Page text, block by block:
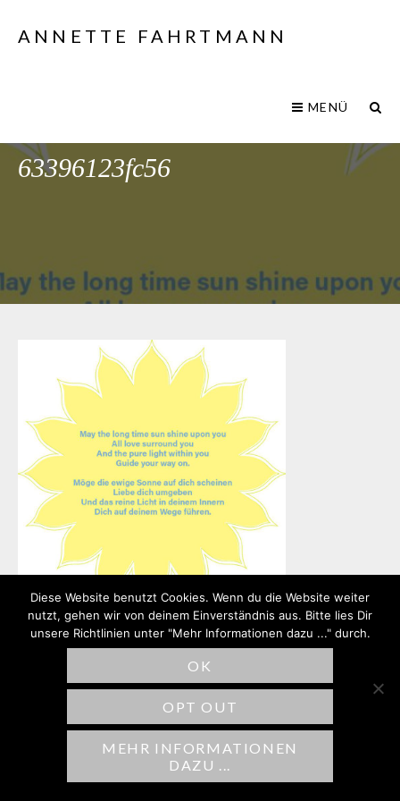
ANNETTE FAHRTMANN
MENÜ
63396123fc56
SCHREIBE EINEN
KOMMENTAR
Deine E-Mail-Adresse wird nicht
veröffentlicht. Erforderliche Felder sind
Diese Website benutzt Cookies. Wenn du die Website weiter
nutzt, gehen wir von deinem Einverständnis aus. Bitte lies Dir
unsere Richtlinien unter "Mehr Informationen dazu ..." durch.
OK
OPT OUT
MEHR INFORMATIONEN
DAZU ...